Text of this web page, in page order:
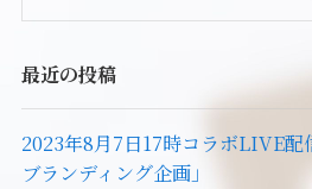
最近の投稿
2023年8月7日17時コラボLIVE配
ブランディング企画」